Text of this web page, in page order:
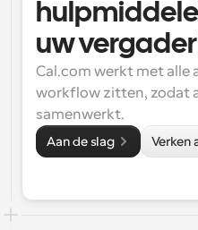
uw
Cal.com werkt met alle
workflow zitten, zodat
samenwerkt.
Aan de slag Verken